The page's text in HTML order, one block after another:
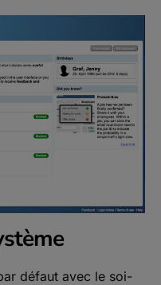
défaut avec le soi-